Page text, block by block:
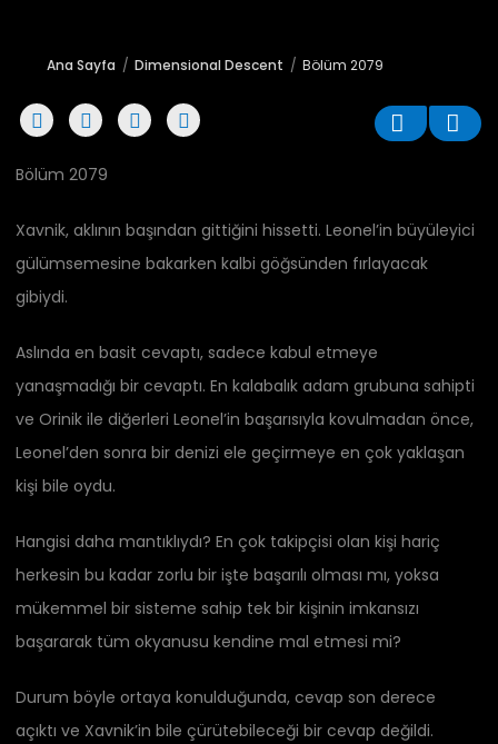
Ana Sayfa Dimensional Descent Bölüm 2079
Bölüm 2079
Xavnik, aklının başından gittiğini hissetti. Leonel’in büyüleyici
gülümsemesine bakarken kalbi göğsünden fırlayacak
gibiydi.
Aslında en basit cevaptı, sadece kabul etmeye
yanaşmadığı bir cevaptı. En kalabalık adam grubuna sahipti
ve Orinik ile diğerleri Leonel’in başarısıyla kovulmadan önce,
Leonel’den sonra bir denizi ele geçirmeye en çok yaklaşan
kişi bile oydu.
Hangisi daha mantıklıydı? En çok takipçisi olan kişi hariç
herkesin bu kadar zorlu bir işte başarılı olması mı, yoksa
mükemmel bir sisteme sahip tek bir kişinin imkansızı
başararak tüm okyanusu kendine mal etmesi mi?
Durum böyle ortaya konulduğunda, cevap son derece
açıktı ve Xavnik’in bile çürütebileceği bir cevap değildi.